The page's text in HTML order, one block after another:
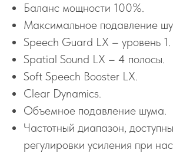
Баланс мощности 100%.
Максимальное подавление
Speech Guard LX – уровень 1.
Spatial Sound LX – 4 полосы.
Soft Speech Booster LX.
Clear Dynamics.
Объемное подавление шума.
Частотный диапазон,
регулировки усиления при